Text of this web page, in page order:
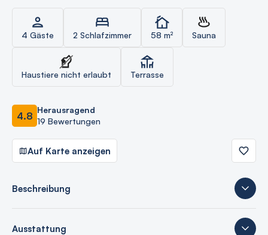
4 Gäste 2 Schlafzimmer 58 m² Sauna
Haustiere nicht erlaubt Terrasse
4.8 Herausragend
19 Bewertungen
Auf Karte anzeigen
Beschreibung
Ausstattung